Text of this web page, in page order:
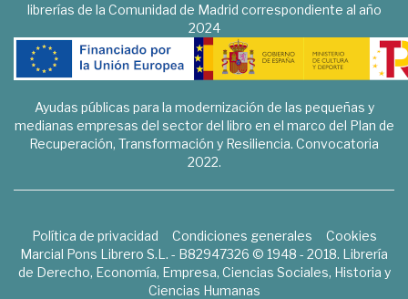
librerías de la Comunidad de Madrid correspondiente al año
2024
Ayudas públicas para la modernización de las pequeñas y
medianas empresas del sector del libro en el marco del Plan de
Recuperación, Transformación y Resiliencia. Convocatoria
2022.
Política de privacidad Condiciones generales
Cookies
Marcial Pons Librero S.L. - B82947326 © 1948 - 2018. Librería
de Derecho, Economía, Empresa, Ciencias Sociales, Historia y
Ciencias Humanas